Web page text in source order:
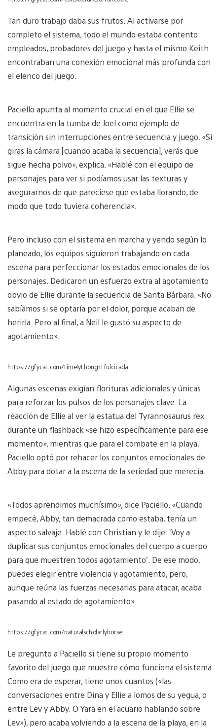
Tan duro trabajo daba sus frutos. Al activarse por
completo el sistema, todo el mundo estaba contento:
empleados, probadores del juego y hasta el mismo Keith
encontraban una conexión emocional más profunda con
el elenco del juego.
Paciello apunta al momento crucial en el que Ellie se
encuentra en la tumba de Joel como ejemplo de
transición sin interrupciones entre secuencia y juego. «Si
giras la cámara [cuando acaba la secuencia], verás que
sigue hecha polvo», explica. «Hablé con el equipo de
personajes para ver si podíamos usar las texturas y
asegurarnos de que pareciese que estaba llorando, de
modo que todo tuviera coherencia».
Pero incluso con el sistema en marcha y yendo según lo
planeado, los equipos siguieron trabajando en cada
escena para perfeccionar los estados emocionales de los
personajes. Dedicaron un esfuerzo extra al agotamiento
obvio de Ellie durante la secuencia de Santa Bárbara. «No
sabíamos si se optaría por el dolor, porque acaban de
herirla. Pero al final, a Neil le gustó su aspecto de
agotamiento».
https://gfycat.com/timelythoughtfulcicada
Algunas escenas exigían florituras adicionales y únicas
para reforzar los pulsos de los personajes clave. La
reacción de Ellie al ver la estatua del Tyrannosaurus rex
durante un flashback «se hizo específicamente para ese
momento», mientras que para el combate en la playa,
Paciello optó por rehacer los conjuntos emocionales de
Abby para dotar a la escena de la seriedad que merecía.
«Todos aprendimos muchísimo», dice Paciello. «Cuando
empecé, Abby, tan demacrada como estaba, tenía un
aspecto salvaje. Hablé con Christian y le dije: ‘Voy a
duplicar sus conjuntos emocionales del cuerpo a cuerpo
para que muestren todos agotamiento’. De ese modo,
puedes elegir entre violencia y agotamiento, pero,
aunque reúna las fuerzas necesarias para atacar, acaba
pasando al estado de agotamiento».
https://gfycat.com/naturalscholarlyhorse
Le pregunto a Paciello si tiene su propio momento
favorito del juego que muestre cómo funciona el sistema.
Como era de esperar, tiene unos cuantos («las
conversaciones entre Dina y Ellie a lomos de su yegua, o
entre Lev y Abby. O Yara en el acuario hablando sobre
Lev»), pero acaba volviendo a la escena de la playa, en la